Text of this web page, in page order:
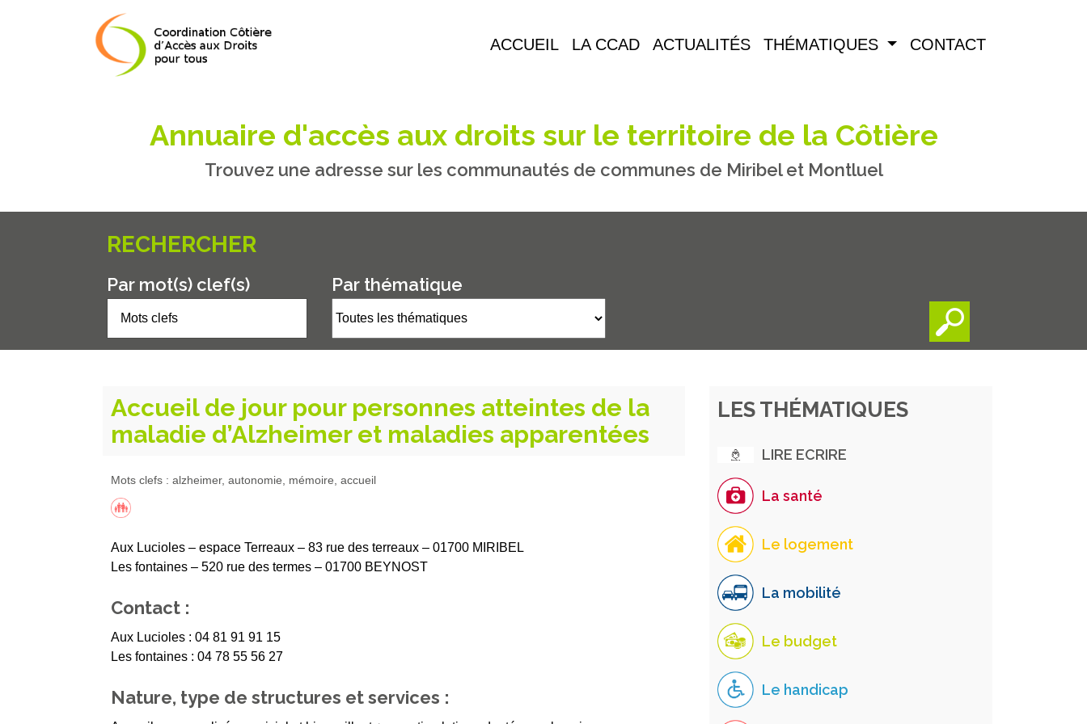
ACCUEIL LA CCAD ACTUALITÉS THÉMATIQUES CONTACT
Annuaire d'accès aux droits sur le territoire de la Côtière
Trouvez une adresse sur les communautés de communes de Miribel et Montluel
RECHERCHER
Par mot(s) clef(s) Par thématique
Accueil de jour pour personnes atteintes de la
maladie d’Alzheimer et maladies apparentées
Mots clefs : alzheimer, autonomie, mémoire, accueil
Aux Lucioles – espace Terreaux – 83 rue des terreaux – 01700 MIRIBEL
Les fontaines – 520 rue des termes – 01700 BEYNOST
Contact :
Aux Lucioles : 04 81 91 91 15
Les fontaines : 04 78 55 56 27
Nature, type de structures et services :
LES THÉMATIQUES
LIRE ECRIRE
La santé
Le logement
La mobilité
Le budget
Le handicap